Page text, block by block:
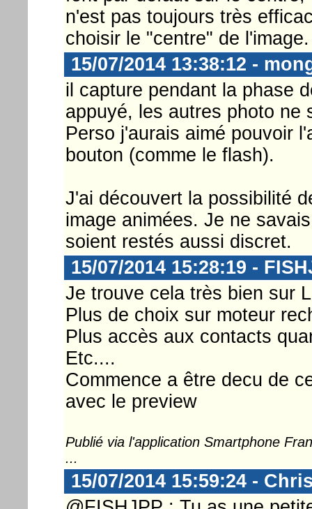
n'est pas toujours très
choisir le "centre" de l'image.
15/07/2014 13:38:12 -
il capture pendant la phase
appuyé, les autres photo ne
Perso j'aurais aimé pouvoir
bouton (comme le flash).
J'ai découvert la possibilité
image animées. Je ne
soient restés aussi discret.
15/07/2014 15:28:19 -
Je trouve cela très bien sur
Plus de choix sur moteur
Plus accès aux contacts
Etc....
Commence a être decu de
avec le preview
Publié via l'application Smartphone
...
15/07/2014 15:59:24 -